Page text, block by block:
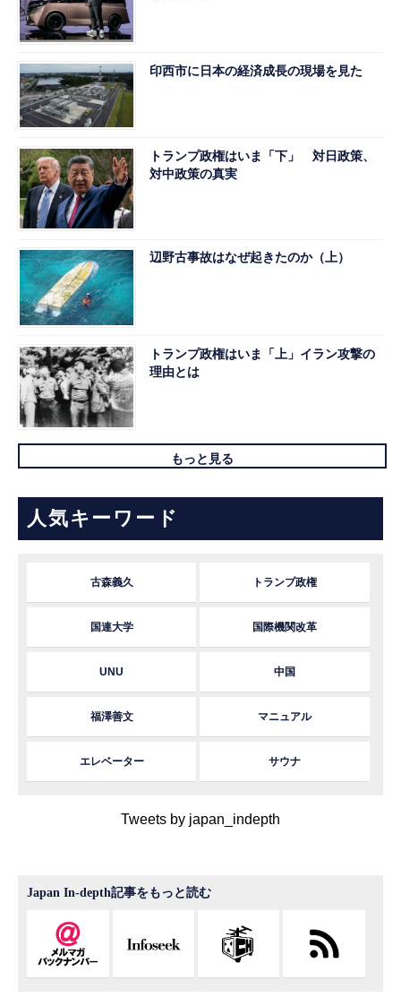
印西市に日本の経済成長の現場を見た
トランプ政権はいま「下」 対日政策、
対中政策の真実
辺野古事故はなぜ起きたのか（上）
トランプ政権はいま「上」イラン攻撃の
理由とは
もっと見る
人気キーワード
古森義久 トランプ政権
国連大学 国際機関改革
UNU 中国
福澤善文 マニュアル
エレベーター サウナ
Tweets by japan_indepth
Japan In-depth記事をもっと読む